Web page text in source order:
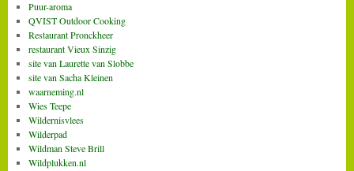
Puur-aroma
QVIST Outdoor Cooking
Restaurant Pronckheer
restaurant Vieux Sinzig
site van Laurette van Slobbe
site van Sacha Kleinen
waarneming.nl
Wies Teepe
Wildernisvlees
Wilderpad
Wildman Steve Brill
Wildplukken.nl